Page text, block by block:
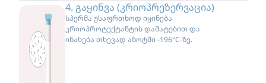
4. გაყინვა (კრიოპრეზერვაცია)
სპერმა უსაფრთხოდ იყინება
კრიოპროტექტანტის დამატებით და
ინახება თხევად აზოტში -196°C-ზე.